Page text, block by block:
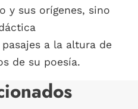
y sus orígenes, sino
a la altura de
de su poesía.